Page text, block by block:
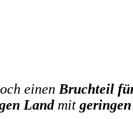
einen Bruchteil
Landmit